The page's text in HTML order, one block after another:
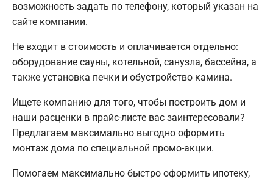
возможность задать по телефону, который указан на
сайте компании.
Не входит в стоимость и оплачивается отдельно:
оборудование сауны, котельной, санузла, бассейна, а
также установка печки и обустройство камина.
Ищете компанию для того, чтобы построить дом и
наши расценки в прайс-листе вас заинтересовали?
Предлагаем максимально выгодно оформить
монтаж дома по специальной промо-акции.
Помогаем максимально быстро оформить ипотеку,